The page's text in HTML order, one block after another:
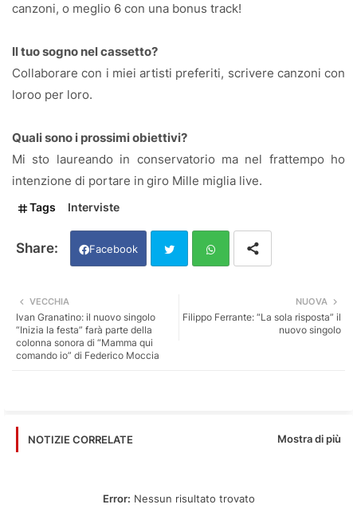
canzoni, o meglio 6 con una bonus track!
Il tuo sogno nel cassetto?
Collaborare con i miei artisti preferiti, scrivere canzoni con
loroo per loro.
Quali sono i prossimi obiettivi?
Mi sto laureando in conservatorio ma nel frattempo ho
intenzione di portare in giro Mille miglia live.
Tags Interviste
Facebook
ats
NUOVA
Filippo Ferrante: “La sola risposta” il
nuovo singolo
VECCHIA
Ivan Granatino: il nuovo singolo
“Inizia la festa” farà parte della
colonna sonora di “Mamma qui
comando io” di Federico Moccia
NOTIZIE CORRELATE Mostra di più
Error: Nessun risultato trovato